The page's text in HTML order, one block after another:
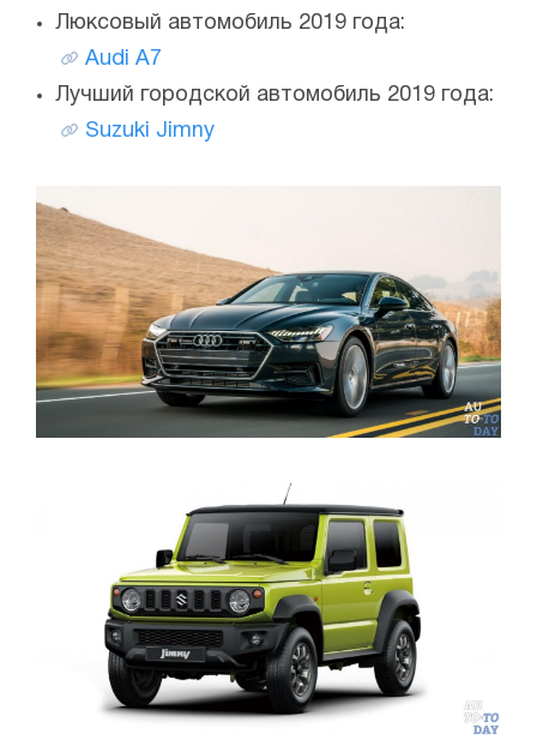
Люксовый автомобиль 2019 года:
Audi A7
Лучший городской автомобиль 2019 года:
Suzuki Jimny